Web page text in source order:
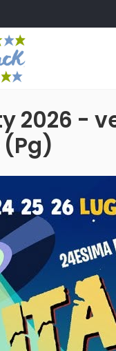
2026 -